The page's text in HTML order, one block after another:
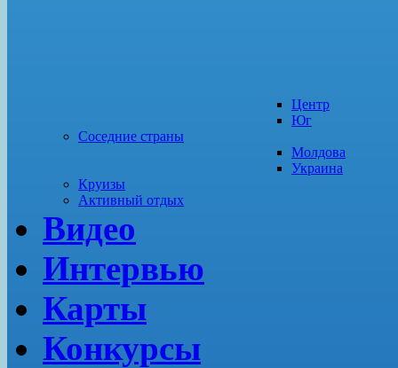
Центр
Юг
Соседние страны
Молдова
Украина
Круизы
Активный отдых
Видео
Интервью
Карты
Конкурсы